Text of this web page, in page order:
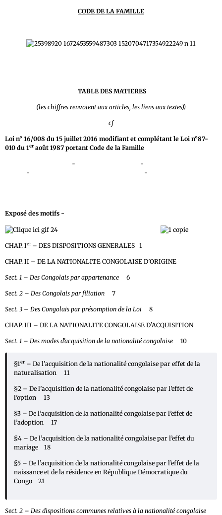
CODE DE LA FAMILLE
TABLE DES MATIERES
(les chiffres renvoient aux articles, les liens aux textes))
cf
Loi n° 16/008 du 15 juillet 2016 modifiant et complétant le Loi n°87-
010 du 1er août 1987 portant Code de la Famille
- -
- -
Exposé des motifs -
CHAP. Ier – DES DISPOSITIONS GENERALES 1
CHAP. II – DE LA NATIONALITE CONGOLAISE D’ORIGINE
Sect. 1 – Des Congolais par appartenance 6
Sect. 2 – Des Congolais par filiation 7
Sect. 3 – Des Congolais par présomption de la Loi 8
CHAP. III – DE LA NATIONALITE CONGOLAISE D’ACQUISITION
Sect. 1 – Des modes d’acquisition de la nationalité congolaise 10
§1er – De l’acquisition de la nationalité congolaise par effet de la
naturalisation 11
§2 – De l’acquisition de la nationalité congolaise par l’effet de
l’option 13
§3 – De l’acquisition de la nationalité congolaise par l’effet de
l’adoption 17
§4 – De l’acquisition de la nationalité congolaise par l’effet du
mariage 18
§5 – De l’acquisition de la nationalité congolaise par l’effet de la
naissance et de la résidence en République Démocratique du
Congo 21
Sect. 2 – Des dispositions communes relatives à la nationalité congolaise